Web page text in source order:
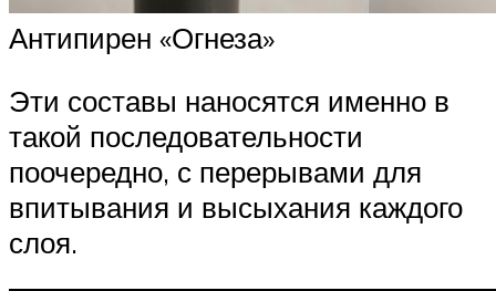
Антипирен «Огнеза»
Эти составы наносятся именно в
такой последовательности
поочередно, с перерывами для
впитывания и высыхания каждого
слоя.